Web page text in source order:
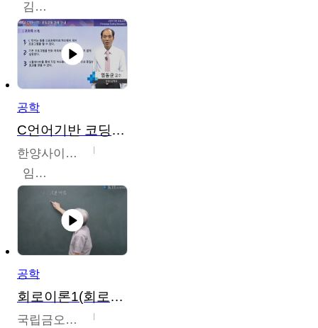
김현수
공학
C언어기반 코딩교육
한양사이버대학교
임동균
공학
회로이론1(회로이론1, 회로이론2, 전자회로1)
국립금오공과대학교